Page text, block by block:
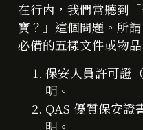
在行內，我們常聽到
寶？」這個問題。所
必備的五樣文件或物品
保安人員許可證
明。
QAS 優質保安證
明。